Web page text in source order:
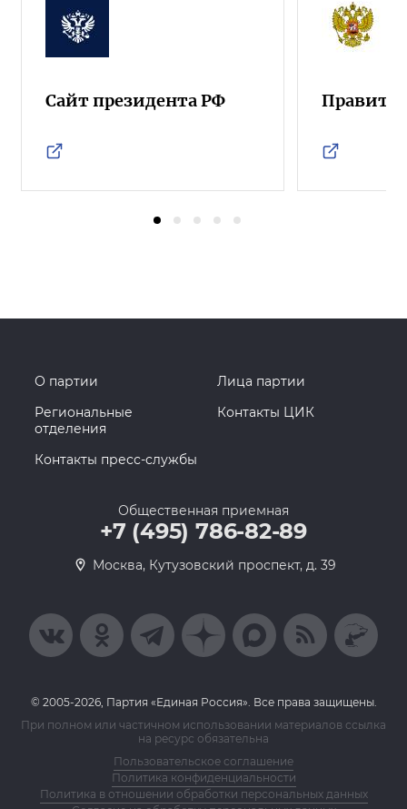
Сайт президента РФ
О партии
Лица партии
Региональные
отделения
Контакты ЦИК
Контакты пресс-службы
Общественная приемная
+7 (495) 786-82-89
Москва, Кутузовский проспект, д. 39
© 2005-2026, Партия «Единая Россия». Все права защищены.
При полном или частичном использовании материалов ссылка
на ресурс обязательна
Пользовательское соглашение
Политика конфиденциальности
Политика в отношении обработки персональных данных